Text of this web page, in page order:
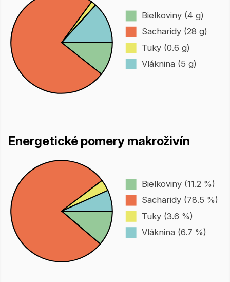
Bielkoviny (4 g)
Sacharidy (28 g)
Tuky (0.6 g)
Vláknina (5 g)
Energetické pomery makroživín
Bielkoviny (11.2 %)
Sacharidy (78.5 %)
Tuky (3.6 %)
Vláknina (6.7 %)